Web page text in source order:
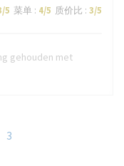
/5 菜单 : 4/5 质价比 : 3/5
gehouden met
3